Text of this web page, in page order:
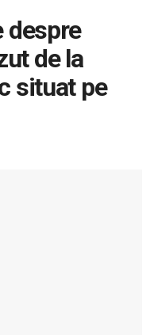
despre
de la
situat pe